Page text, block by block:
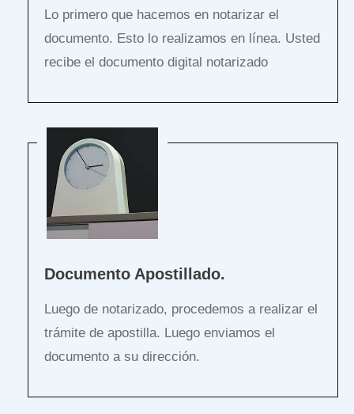
Lo primero que hacemos en notarizar el
documento. Esto lo realizamos en línea. Usted
recibe el documento digital notarizado
Documento Apostillado.
Luego de notarizado, procedemos a realizar el
trámite de apostilla. Luego enviamos el
documento a su dirección.